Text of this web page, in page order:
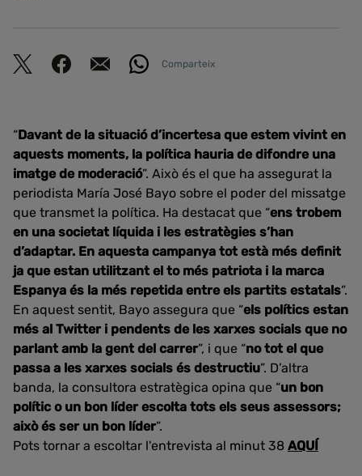
Comparteix
“Davant de la situació d’incertesa que estem vivint en
aquests moments, la política hauria de difondre una
imatge de moderació”. Això és el que ha assegurat la
periodista María José Bayo sobre el poder del missatge
que transmet la política. Ha destacat que “ens trobem
en una societat líquida i les estratègies s’han
d’adaptar. En aquesta campanya tot està més definit
ja que estan utilitzant el to més patriota i la marca
Espanya és la més repetida entre els partits estatals”.
En aquest sentit, Bayo assegura que “els polítics estan
més al Twitter i pendents de les xarxes socials que no
parlant amb la gent del carrer”, i que “no tot el que
passa a les xarxes socials és destructiu”. D’altra
banda, la consultora estratègica opina que “un bon
polític o un bon líder escolta tots els seus assessors;
això és ser un bon líder”.
Pots tornar a escoltar l'entrevista al minut 38 AQUÍ